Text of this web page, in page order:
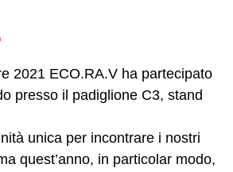
2021 ECO.RA.V ha partecipato
presso il padiglione C3, stand
unica per incontrare i nostri
quest’anno, in particolar modo,